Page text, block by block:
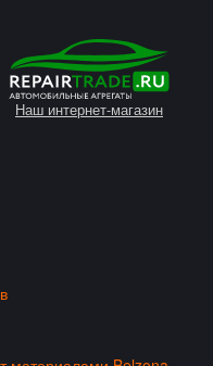
Наш интернет-магазин